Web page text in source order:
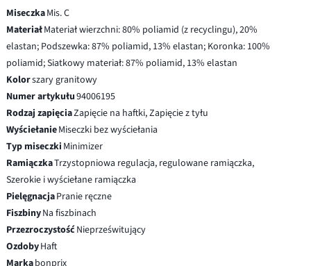
MiseczkaMis. C
MateriałMateriał wierzchni: 80% poliamid (z recyclingu), 20%
elastan; Podszewka: 87% poliamid, 13% elastan; Koronka: 100%
poliamid; Siatkowy materiał: 87% poliamid, 13% elastan
Kolorszary granitowy
Numer artykułu94006195
Rodzaj zapięciaZapięcie na haftki, Zapięcie z tyłu
WyściełanieMiseczki bez wyściełania
Typ miseczki Minimizer
RamiączkaTrzystopniowa regulacja, regulowane ramiączka,
Szerokie i wyściełane ramiączka
PielęgnacjaPranie ręczne
FiszbinyNa fiszbinach
PrzezroczystośćNieprześwitujący
OzdobyHaft
Markabonprix